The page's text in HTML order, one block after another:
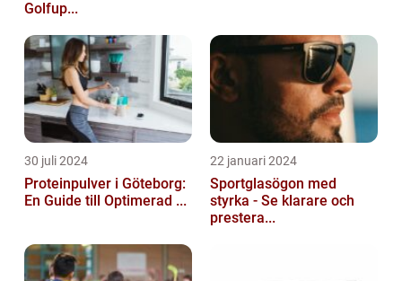
Golfup...
30 juli 2024
Proteinpulver i Göteborg:
En Guide till Optimerad ...
22 januari 2024
Sportglasögon med
styrka - Se klarare och
prestera...